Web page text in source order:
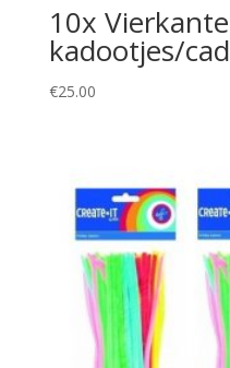
10x
kadootjes/
€25.00